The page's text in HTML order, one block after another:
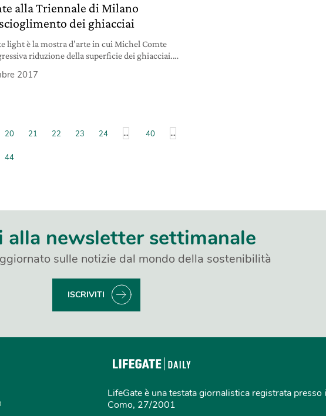
alla Triennale di Milano
dei ghiacciai
light è la mostra d’arte in cui Michel Comte
riduzione della superficie dei ghiacciai.
Wwf.2017
20 21 22 23 24 ... 40 ...
44
alla newsletter settimanale
sulle notizie dal mondo della sostenibilità
ISCRIVITI
LifeGate è una testata giornalistica registrata presso
Como, 27/2001